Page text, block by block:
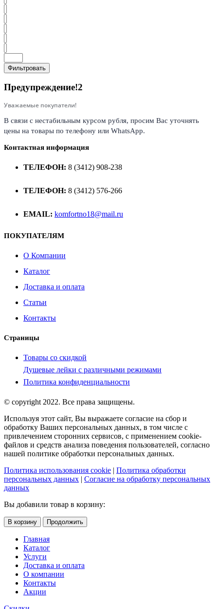
Фильтровать
Предупреждение!2
Уважаемые покупатели!
В связи с нестабильным курсом рубля, просим Вас уточнять
цены на товары по телефону или WhatsApp.
Контактная информация
ТЕЛЕФОН: 8 (3412) 908-238
ТЕЛЕФОН: 8 (3412) 576-266
EMAIL: komfortno18@mail.ru
ПОКУПАТЕЛЯМ
О Компании
Каталог
Доставка и оплата
Статьи
Контакты
Страницы
Товары со скидкой
Душевые лейки с различными режимами
Политика конфиденциальности
© copyright 2022. Все права защищены.
Используя этот сайт, Вы выражаете согласие на сбор и
обработку Ваших персональных данных, в том числе с
привлечением сторонних сервисов, с применением cookie-
файлов и средств анализа поведения пользователей, согласно
нашей политике обработки персональных данных.
Политика использования cookie | Политика обработки
персональных данных | Согласие на обработку персональных
данных
Вы добавили товар в корзину:
В корзину Продолжить
Главная
Каталог
Услуги
Доставка и оплата
О компании
Контакты
Акции